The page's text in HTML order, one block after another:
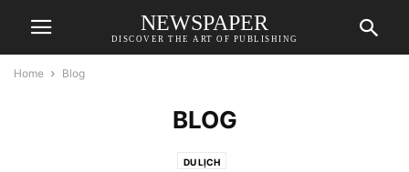
NEWSPAPER
DISCOVER THE ART OF PUBLISHING
Home Blog
BLOG
DU LỊCH